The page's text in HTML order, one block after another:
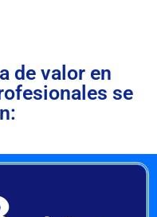
de valor en
se